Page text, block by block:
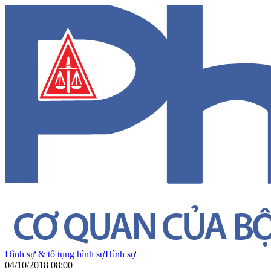
Hình sự & tố tụng hình sựHình sự
04/10/2018 08:00